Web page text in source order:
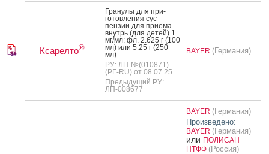
Ксарелто®
Гра­нулы для при­
готов­ле­ния сус­
пензии для при­ема
внутрь (для де­тей) 1
мг/мл: фл. 2.625 г (100
мл) или 5.25 г (250
мл)
РУ: ЛП-№(010871)-
(РГ-RU) от 08.07.25
Предыдущий РУ:
ЛП-008677
BAYER (Германия)
BAYER (Германия)
Произведено:
BAYER (Германия)
или ПОЛИСАН
НТФФ (Россия)